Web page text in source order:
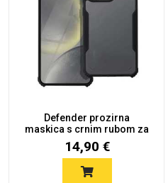
Defender prozirna
maskica s crnim rubom za
Xia...
14,90 €
Valentinovo
I Need Some Space